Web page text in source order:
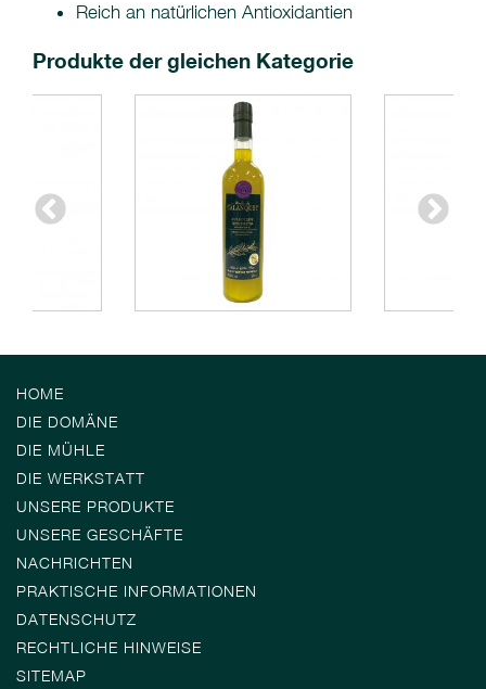
Reich an natürlichen Antioxidantien
Produkte der gleichen Kategorie
HOME
DIE DOMÄNE
DIE MÜHLE
DIE WERKSTATT
UNSERE PRODUKTE
UNSERE GESCHÄFTE
NACHRICHTEN
PRAKTISCHE INFORMATIONEN
DATENSCHUTZ
RECHTLICHE HINWEISE
SITEMAP